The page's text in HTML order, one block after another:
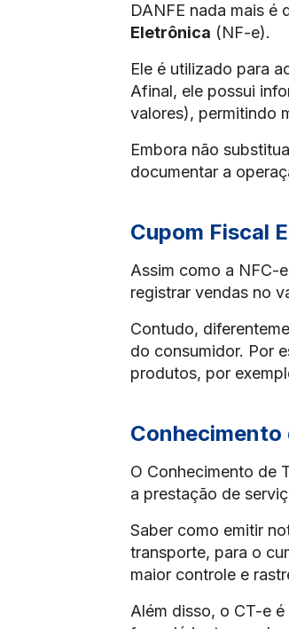
DANFE nada mais é
Eletrônica (NF-e).
Ele é utilizado para
Afinal, ele possui
valores), permitindo
Embora não
documentar a
Cupom Fiscal
Assim como a NFC-
registrar vendas no
Contudo,
do consumidor. Por
produtos, por
O Conhecimento de
a prestação de
Saber como emitir
transporte, para o
maior controle e
Além disso, o CT-e